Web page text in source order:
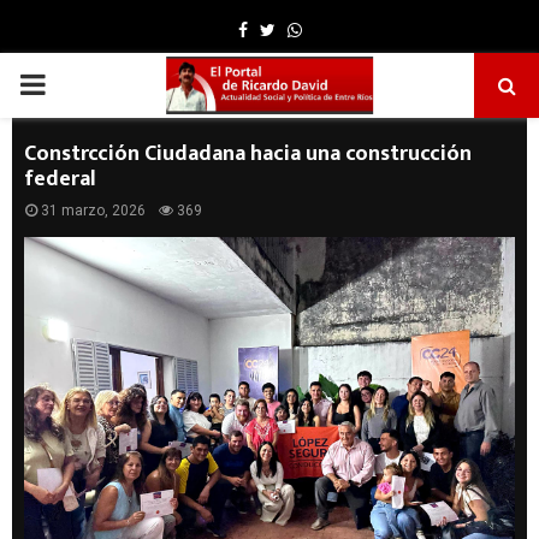
Facebook
TwitterWhatsapp
PRIMARY
MENU
Constrcción Ciudadana hacia una construcción
federal
31 marzo, 2026 369